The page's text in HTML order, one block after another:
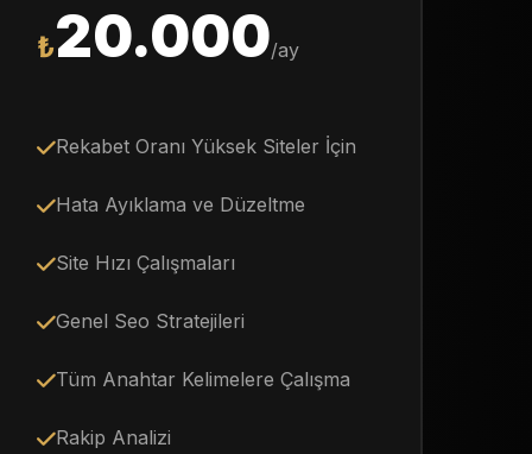
₺20.000/ay
Rekabet Oranı Yüksek Siteler İçin
Hata Ayıklama ve Düzeltme
Site Hızı Çalışmaları
Genel Seo Stratejileri
Tüm Anahtar Kelimelere Çalışma
Rakip Analizi